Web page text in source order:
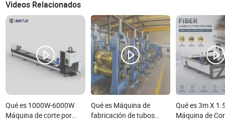
Videos Relacionados
Qué es 1000W-6000W
Máquina de corte por
Qué es Máquina de
fabricación de tubos
Qué es 3m X
Máquina de